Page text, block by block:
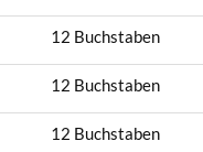
12 Buchstaben
12 Buchstaben
12 Buchstaben